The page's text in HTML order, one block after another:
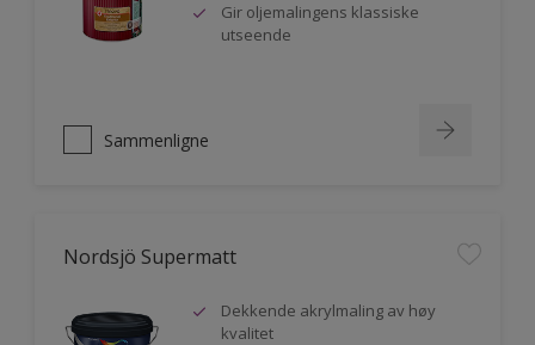
Gir oljemalingens klassiske
utseende
Sammenligne
Nordsjö Supermatt
Dekkende akrylmaling av høy
kvalitet